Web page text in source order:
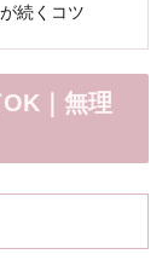
続くコツ
｜無理